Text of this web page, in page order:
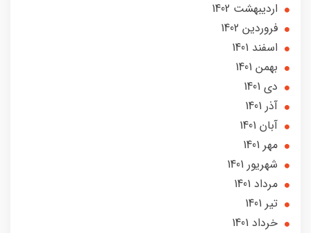
ارديبهشت 1402
فروردین 1402
اسفند 1401
بهمن 1401
دی 1401
آذر 1401
آبان 1401
مهر 1401
شهریور 1401
مرداد 1401
تير 1401
خرداد 1401